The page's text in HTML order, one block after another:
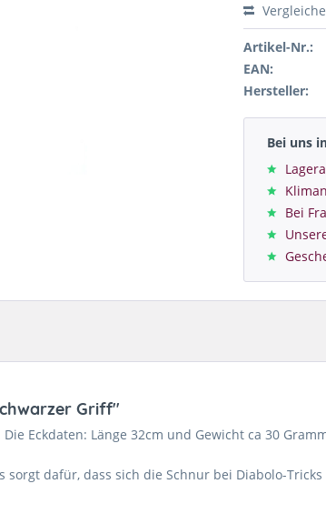
Artikel-Nr.:
EAN:
Hersteller:
Bei uns
Bei
Griff"
Eckdaten: Länge 32cm und Gewicht ca 30
dafür, dass sich die Schnur bei Diabolo-